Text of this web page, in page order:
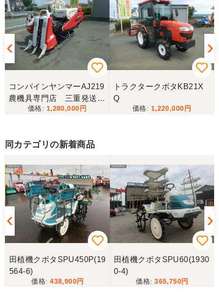
岐阜県／
完璧に整備されており、対応も親切で丁寧。配送ま
で自社で対応してくださり本当にありがとうござい
ました。次回もこちらで購入させて頂きます。
今回もしっかり整備整備をしてくださり安心です大
事に長く使わせていただきますありがとうございま
す
岐阜県／田畑
ただきましたありがとうございます
岐阜県／長池松広
この度は、コンバイン購入に際しまして、納品日に
際しては、ご配慮頂き誠にありがとうございまし
た。本当に助かりました。
急なお願いにも対応ありがとうございました。 あり
がとうございました。 親切に対応していただきまし
コンバインヤンマーAJ219
農機具専門店 三重発送整
備済み
1,280,000
トラクタークボタKB21X
Q
1,220,000
同カテゴリの新着商品
田植機クボタSPU450P(19
564-6)
438,900
田植機クボタSPU60(1930
0-4)
365,750